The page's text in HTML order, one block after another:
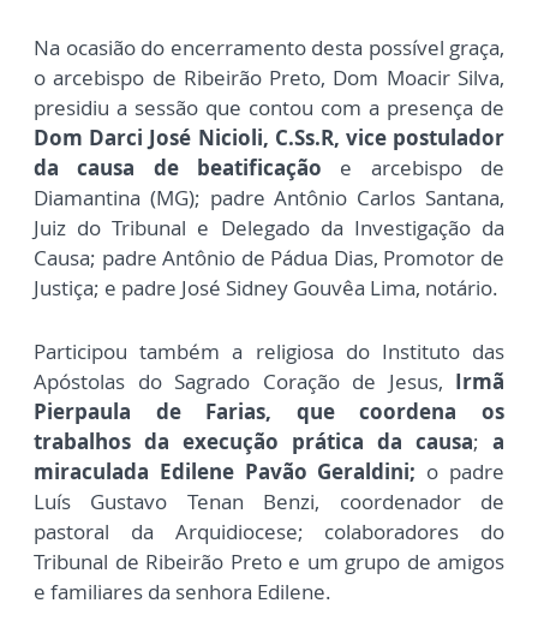
Na ocasião do encerramento desta possível graça,
o arcebispo de Ribeirão Preto, Dom Moacir Silva,
presidiu a sessão que contou com a presença de
Dom Darci José Nicioli, C.Ss.R, vice postulador
da causa de beatificação e arcebispo de
Diamantina (MG); padre Antônio Carlos Santana,
Juiz do Tribunal e Delegado da Investigação da
Causa; padre Antônio de Pádua Dias, Promotor de
Justiça; e padre José Sidney Gouvêa Lima, notário.
Participou também a religiosa do Instituto das
Apóstolas do Sagrado Coração de Jesus, Irmã
Pierpaula de Farias, que coordena os
trabalhos da execução prática da causa; a
miraculada Edilene Pavão Geraldini; o padre
Luís Gustavo Tenan Benzi, coordenador de
pastoral da Arquidiocese; colaboradores do
Tribunal de Ribeirão Preto e um grupo de amigos
e familiares da senhora Edilene.